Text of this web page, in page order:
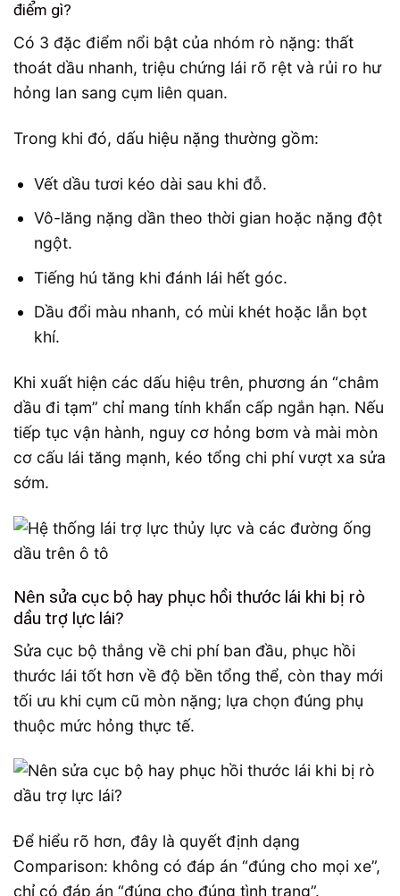
điểm gì?
Có 3 đặc điểm nổi bật của nhóm rò nặng: thất
thoát dầu nhanh, triệu chứng lái rõ rệt và rủi ro hư
hỏng lan sang cụm liên quan.
Trong khi đó, dấu hiệu nặng thường gồm:
Vết dầu tươi kéo dài sau khi đỗ.
Vô-lăng nặng dần theo thời gian hoặc nặng đột
ngột.
Tiếng hú tăng khi đánh lái hết góc.
Dầu đổi màu nhanh, có mùi khét hoặc lẫn bọt
khí.
Khi xuất hiện các dấu hiệu trên, phương án “châm
dầu đi tạm” chỉ mang tính khẩn cấp ngắn hạn. Nếu
tiếp tục vận hành, nguy cơ hỏng bơm và mài mòn
cơ cấu lái tăng mạnh, kéo tổng chi phí vượt xa sửa
sớm.
Nên sửa cục bộ hay phục hồi thước lái khi bị rò
dầu trợ lực lái?
Sửa cục bộ thắng về chi phí ban đầu, phục hồi
thước lái tốt hơn về độ bền tổng thể, còn thay mới
tối ưu khi cụm cũ mòn nặng; lựa chọn đúng phụ
thuộc mức hỏng thực tế.
Để hiểu rõ hơn, đây là quyết định dạng
Comparison: không có đáp án “đúng cho mọi xe”,
chỉ có đáp án “đúng cho đúng tình trạng”.